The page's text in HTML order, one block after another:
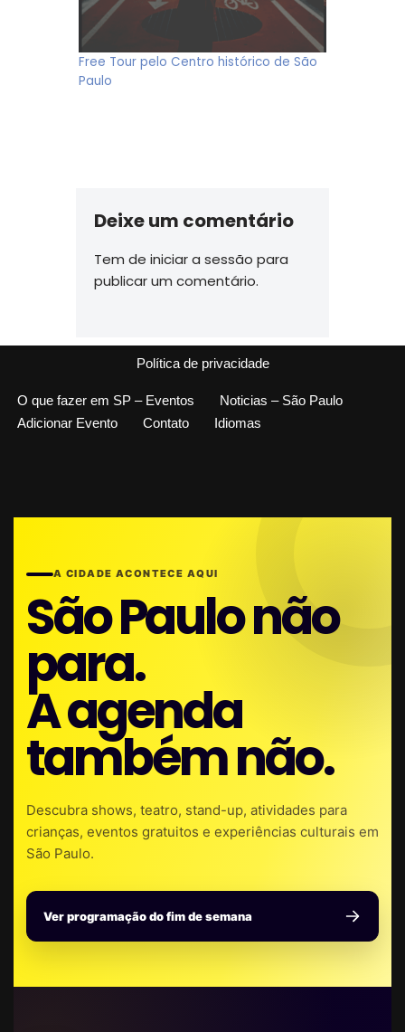
Free Tour pelo Centro histórico de São
Paulo
Deixe um comentário
Tem de iniciar a sessão para
publicar um comentário.
Política de privacidade
O que fazer em SP – Eventos
Noticias – São Paulo
Adicionar Evento
Contato Idiomas
A CIDADE ACONTECE AQUI
São Paulo não
para.
A agenda
também não.
Descubra shows, teatro, stand-up, atividades para
crianças, eventos gratuitos e experiências culturais em
São Paulo.
Ver programação do fim de semana